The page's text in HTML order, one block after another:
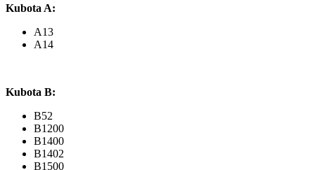
Kubota A:
A13
A14
Kubota B:
B52
B1200
B1400
B1402
B1500